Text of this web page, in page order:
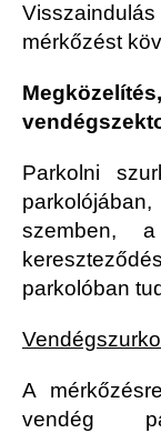
mérkőzést
Parkolni
szemben,
parkolóban
A
vendég